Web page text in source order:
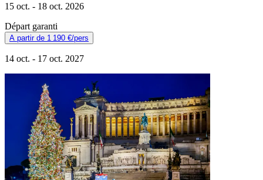
15 oct. - 18 oct. 2026
Départ garanti
A partir de 1 190 €/pers
14 oct. - 17 oct. 2027